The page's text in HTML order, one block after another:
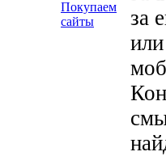
Покупаем
сайты
за